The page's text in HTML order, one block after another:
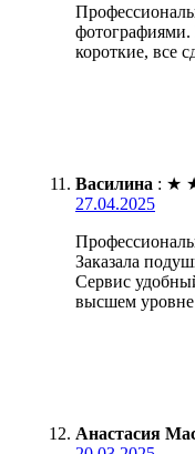
фотографиями.
короткие, все
Василина : ★
27.04.2025
Заказала
Сервис
высшем
Анастасия